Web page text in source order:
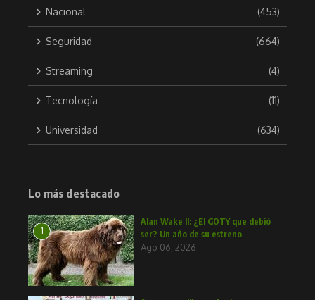
Nacional (453)
Seguridad (664)
Streaming (4)
Tecnología (11)
Universidad (634)
Lo más destacado
1
Alan Wake II: ¿El GOTY que debió
ser? Un año de su estreno
Ago 06, 2026